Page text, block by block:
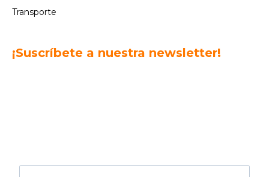
Transporte
¡Suscríbete a nuestra newsletter!